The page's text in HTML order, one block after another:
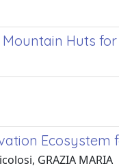
Huts
Ecosystem
GRAZIA MARIA